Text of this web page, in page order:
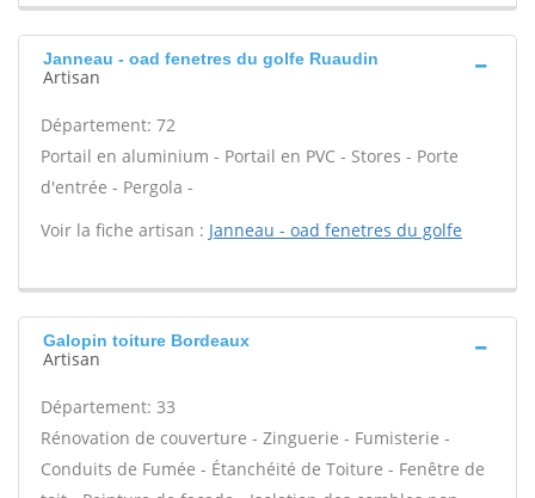
Janneau - oad fenetres du golfe Ruaudin
Artisan
Département: 72
Portail en aluminium - Portail en PVC - Stores - Porte
d'entrée - Pergola -
Voir la fiche artisan : Janneau - oad fenetres du golfe
Galopin toiture Bordeaux
Artisan
Département: 33
Rénovation de couverture - Zinguerie - Fumisterie -
Conduits de Fumée - Étanchéité de Toiture - Fenêtre de